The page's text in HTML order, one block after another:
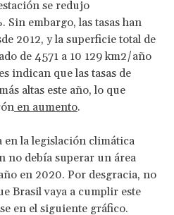
se redujo
Sin embargo, las tasas han
2012, y la superficie total de
de 4571 a 10 129 km2/año
indican que las tasas de
altas este año, lo que
en aumento.
en la legislación climática
no debía superar un área
en 2020. Por desgracia, no
Brasil vaya a cumplir este
en el siguiente gráfico.